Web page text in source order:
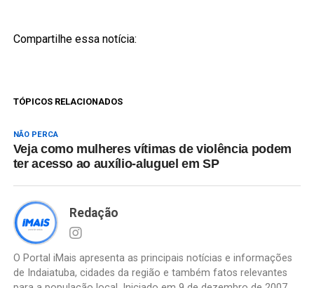
Compartilhe essa notícia:
TÓPICOS RELACIONADOS
NÃO PERCA
Veja como mulheres vítimas de violência podem
ter acesso ao auxílio-aluguel em SP
Redação
O Portal iMais apresenta as principais notícias e informações
de Indaiatuba, cidades da região e também fatos relevantes